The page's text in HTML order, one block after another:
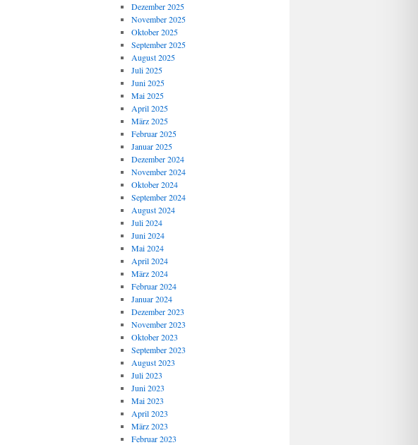
Dezember 2025
November 2025
Oktober 2025
September 2025
August 2025
Juli 2025
Juni 2025
Mai 2025
April 2025
März 2025
Februar 2025
Januar 2025
Dezember 2024
November 2024
Oktober 2024
September 2024
August 2024
Juli 2024
Juni 2024
Mai 2024
April 2024
März 2024
Februar 2024
Januar 2024
Dezember 2023
November 2023
Oktober 2023
September 2023
August 2023
Juli 2023
Juni 2023
Mai 2023
April 2023
März 2023
Februar 2023